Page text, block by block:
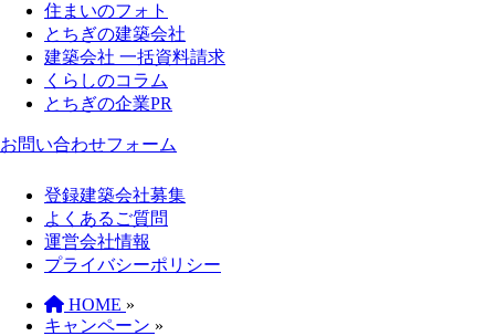
住まいのフォト
とちぎの建築会社
建築会社 一括資料請求
くらしのコラム
とちぎの企業PR
お問い合わせフォーム
登録建築会社募集
よくあるご質問
運営会社情報
プライバシーポリシー
HOME »
キャンペーン »